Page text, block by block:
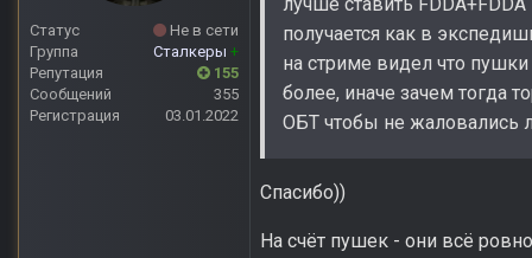
Статус
Не в сети
Группа
Сталкеры +
Репутация
155
Сообщений
355
Регистрация
03.01.2022
получается как в
на стриме видел что
более, иначе зачем тогда
ОБТ чтобы не жаловались
Спасибо))
На счёт пушек - они всё